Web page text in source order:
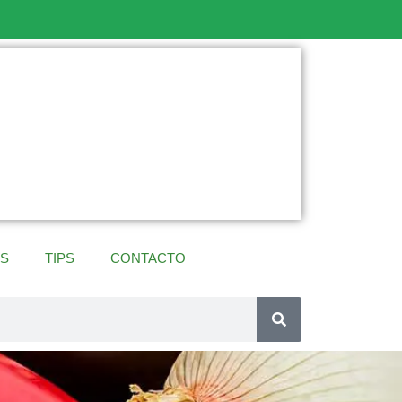
TIPS CONTACTO